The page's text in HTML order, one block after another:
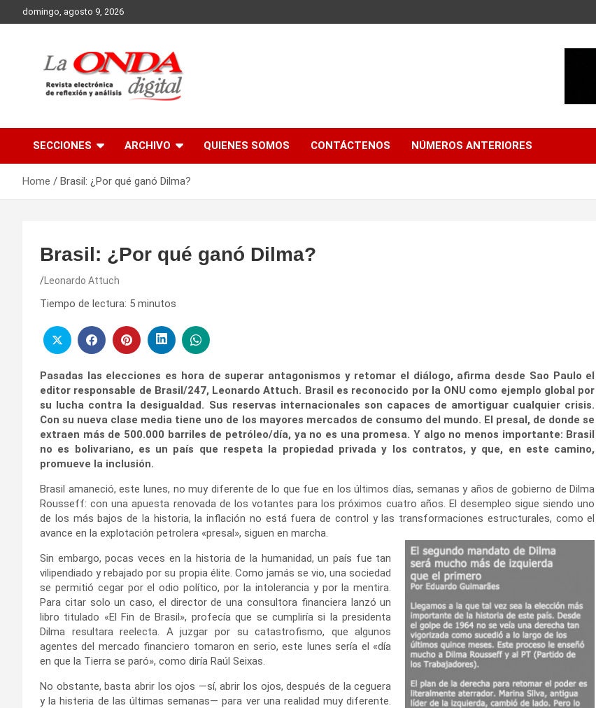
to
domingo, agosto 9, 2026
SECCIONES ARCHIVO QUIENES SOMOS CONTÁCTENOS NÚMEROS ANTERIORES
Home Brasil: ¿Por qué ganó Dilma?
Brasil: ¿Por qué ganó Dilma?
Leonardo Attuch
Tiempo de lectura: 5 minutos
Pasadas las elecciones es hora de superar antagonismos y retomar el diálogo, afirma desde Sao Paulo el
editor responsable de Brasil/247, Leonardo Attuch. Brasil es reconocido por la ONU como ejemplo global por
su lucha contra la desigualdad. Sus reservas internacionales son capaces de amortiguar cualquier crisis.
Con su nueva clase media tiene uno de los mayores mercados de consumo del mundo. El presal, de donde se
extraen más de 500.000 barriles de petróleo/día, ya no es una promesa. Y algo no menos importante: Brasil
no es bolivariano, es un país que respeta la propiedad privada y los contratos, y que, en este camino,
promueve la inclusión.
Brasil amaneció, este lunes, no muy diferente de lo que fue en los últimos días, semanas y años de gobierno de Dilma
Rousseff: con una apuesta renovada de los votantes para los próximos cuatro años. El desempleo sigue siendo uno
de los más bajos de la historia, la inflación no está fuera de control y las transformaciones estructurales, como el
avance en la explotación petrolera «presal», siguen en marcha.
Sin embargo, pocas veces en la historia de la humanidad, un país fue tan
vilipendiado y rebajado por su propia élite. Como jamás se vio, una sociedad
se permitió cegar por el odio político, por la intolerancia y por la mentira.
Para citar solo un caso, el director de una consultora financiera lanzó un
libro titulado «El Fin de Brasil», profecía que se cumpliría si la presidenta
Dilma resultara reelecta. A juzgar por su catastrofismo, que algunos
agentes del mercado financiero tomaron en serio, este lunes sería el «día
en que la Tierra se paró», como diría Raúl Seixas.
No obstante, basta abrir los ojos —sí, abrir los ojos, después de la ceguera
y la histeria de las últimas semanas— para ver una realidad muy diferente.